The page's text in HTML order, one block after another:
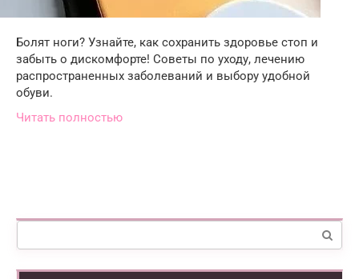
Болят ноги? Узнайте, как сохранить здоровье стоп и
забыть о дискомфорте! Советы по уходу, лечению
распространенных заболеваний и выбору удобной
обуви.
Читать полностью
Поиск: